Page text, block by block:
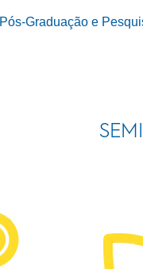
Pós-Graduação e